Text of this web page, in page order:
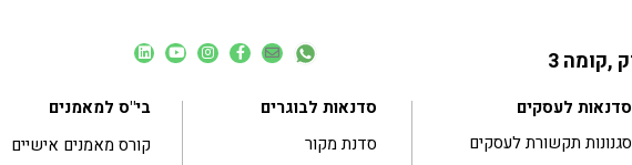
סדנאות לעסקים
סגנונות תקשורת לעסקים
סדנאות לבוגרים
סדנת מקור
בי"ס למאמנים
קורס מאמנים אישיים